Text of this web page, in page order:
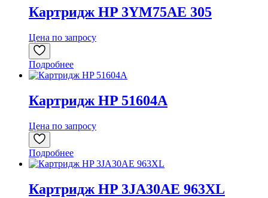
Картридж HP 3YM75AE 305
Цена по запросу
Подробнее
Картридж HP 51604A
Цена по запросу
Подробнее
Картридж HP 3JA30AE 963XL